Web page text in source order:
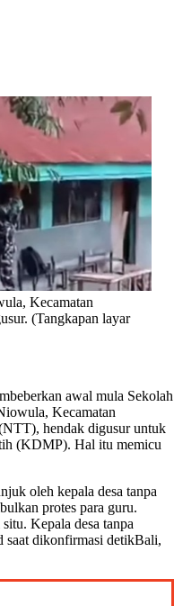
Kecamatan
(Tangkapan layar
awal mula Sekolah
Kecamatan
hendak digusur untuk
(KDMP). Hal itu memicu
oleh kepala desa tanpa
protes para guru.
Kepala desa tanpa
saat dikonfirmasi detikBali,